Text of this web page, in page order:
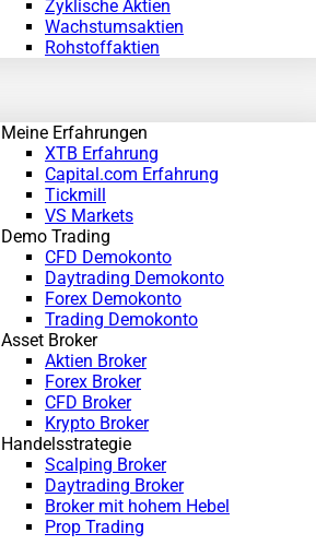
Zyklische Aktien
Wachstumsaktien
Rohstoffaktien
Meine Erfahrungen
XTB Erfahrung
Capital.com Erfahrung
Tickmill
VS Markets
Demo Trading
CFD Demokonto
Daytrading Demokonto
Forex Demokonto
Trading Demokonto
Asset Broker
Aktien Broker
Forex Broker
CFD Broker
Krypto Broker
Handelsstrategie
Scalping Broker
Daytrading Broker
Broker mit hohem Hebel
Prop Trading